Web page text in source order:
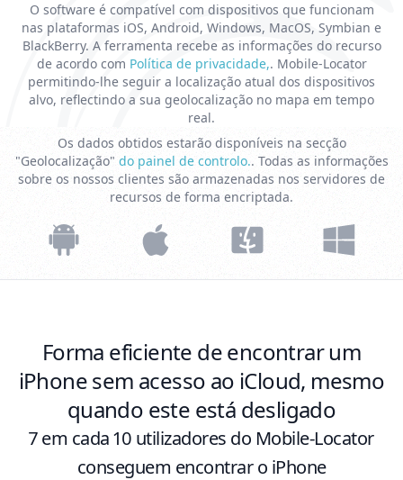
O software é compatível com dispositivos que funcionam
nas plataformas iOS, Android, Windows, MacOS, Symbian e
BlackBerry. A ferramenta recebe as informações do recurso
de acordo com Política de privacidade,. Mobile-Locator
permitindo-lhe seguir a localização atual dos dispositivos
alvo, reflectindo a sua geolocalização no mapa em tempo
real.
Os dados obtidos estarão disponíveis na secção
"Geolocalização" do painel de controlo.. Todas as informações
sobre os nossos clientes são armazenadas nos servidores de
recursos de forma encriptada.
Forma eficiente de encontrar um
iPhone sem acesso ao iCloud, mesmo
quando este está desligado
7 em cada 10 utilizadores do Mobile-Locator
conseguem encontrar o iPhone